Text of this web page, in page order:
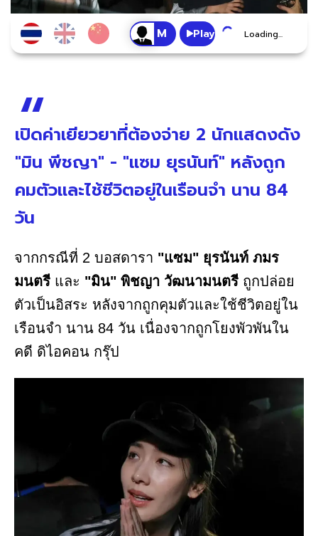
Play Loading...
เปิดค่าเยียวยาที่ต้องจ่าย 2 นักแสดงดัง
"มิน พีชญา" - "แซม ยุรนันท์" หลังถูก
คมตัวและไช้ชีวิตอยู่ในเรือนจำ นาน 84
วัน
จากกรณีที่ 2 บอสดารา "แซม" ยุรนันท์ ภมร
มนตรี และ "มิน" พิชญา วัฒนามนตรี ถูกปล่อย
ตัวเป็นอิสระ หลังจากถูกคุมตัวและใช้ชีวิตอยู่ใน
เรือนจำ นาน 84 วัน เนื่องจากถูกโยงพัวพันใน
คดี ดิไอคอน กรุ๊ป